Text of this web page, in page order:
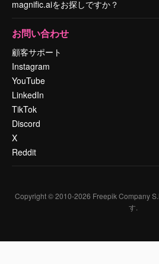
magnific.aiをお探しですか？
お問い合わせ
顧客サポート
Instagram
YouTube
LinkedIn
TikTok
Discord
X
Reddit
Copyright © 2010-2026 Freepik Company
す.